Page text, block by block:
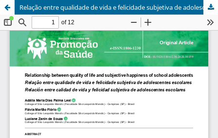
Relação entre qualidade de vida e felicidade subjetiva de adolescentes escolares